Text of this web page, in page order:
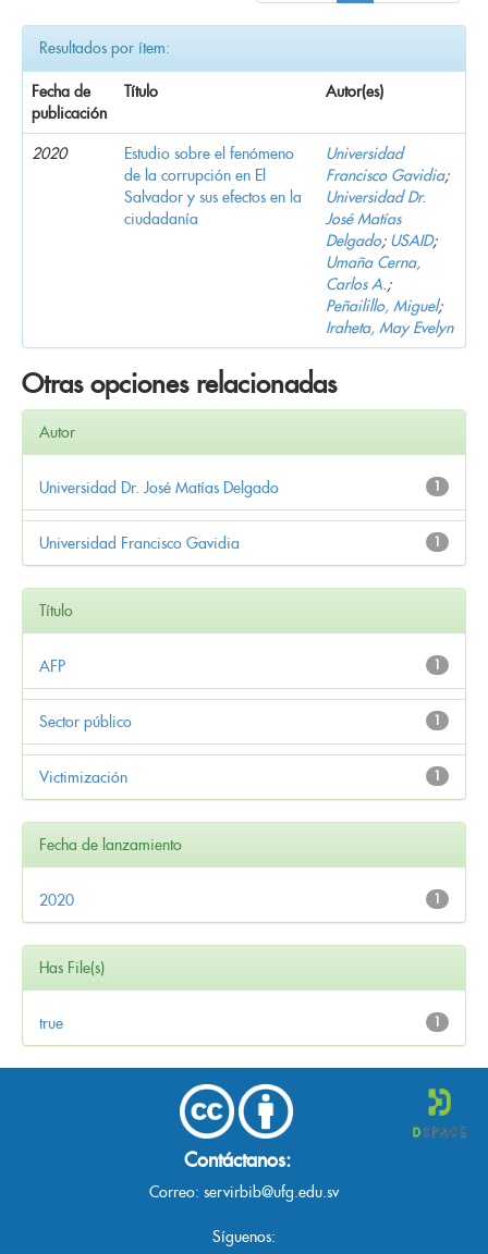
Resultados por ítem:
Fecha de
publicación
Título Autor(es)
2020
Estudio sobre el fenómeno
de la corrupción en El
Salvador y sus efectos en la
ciudadanía
Universidad
Francisco Gavidia;
Universidad Dr.
José Matías
Delgado; USAID;
Umaña Cerna,
Carlos A.;
Peñailillo, Miguel;
Iraheta, May Evelyn
Otras opciones relacionadas
Autor
1
Universidad Dr. José Matías Delgado
1
Universidad Francisco Gavidia
Título
1
AFP
1
Sector público
1
Victimización
Fecha de lanzamiento
1
2020
Has File(s)
1
true
Contáctanos:
Correo: servirbib@ufg.edu.sv
Síguenos: